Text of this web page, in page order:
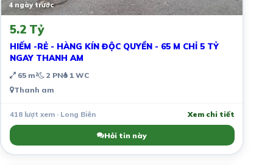
4 ngày trước
5.2 Tỷ
HIẾM -RẺ - HÀNG KÍN ĐỘC QUYỀN - 65 M CHỈ 5 TỶ
NGAY THANH AM
65 m² 2 PN 1 WC
Thanh am
418 lượt xem · Long Biên Xem chi tiết
Hỏi tin này